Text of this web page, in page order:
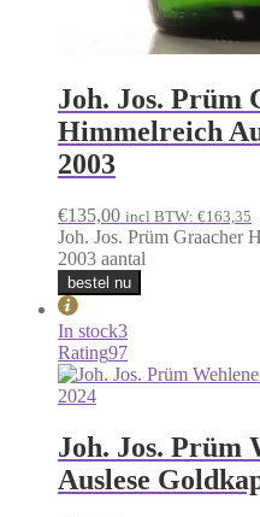
Joh. Jos. Prüm
Himmelreich
2003
€135,00 incl BTW: €163,35
Joh. Jos. Prüm Graacher
2003 aantal
bestel nu
In stock3
Rating97
Joh. Jos. Prüm
Auslese